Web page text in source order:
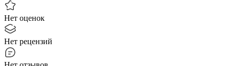
Нет оценок
Нет рецензий